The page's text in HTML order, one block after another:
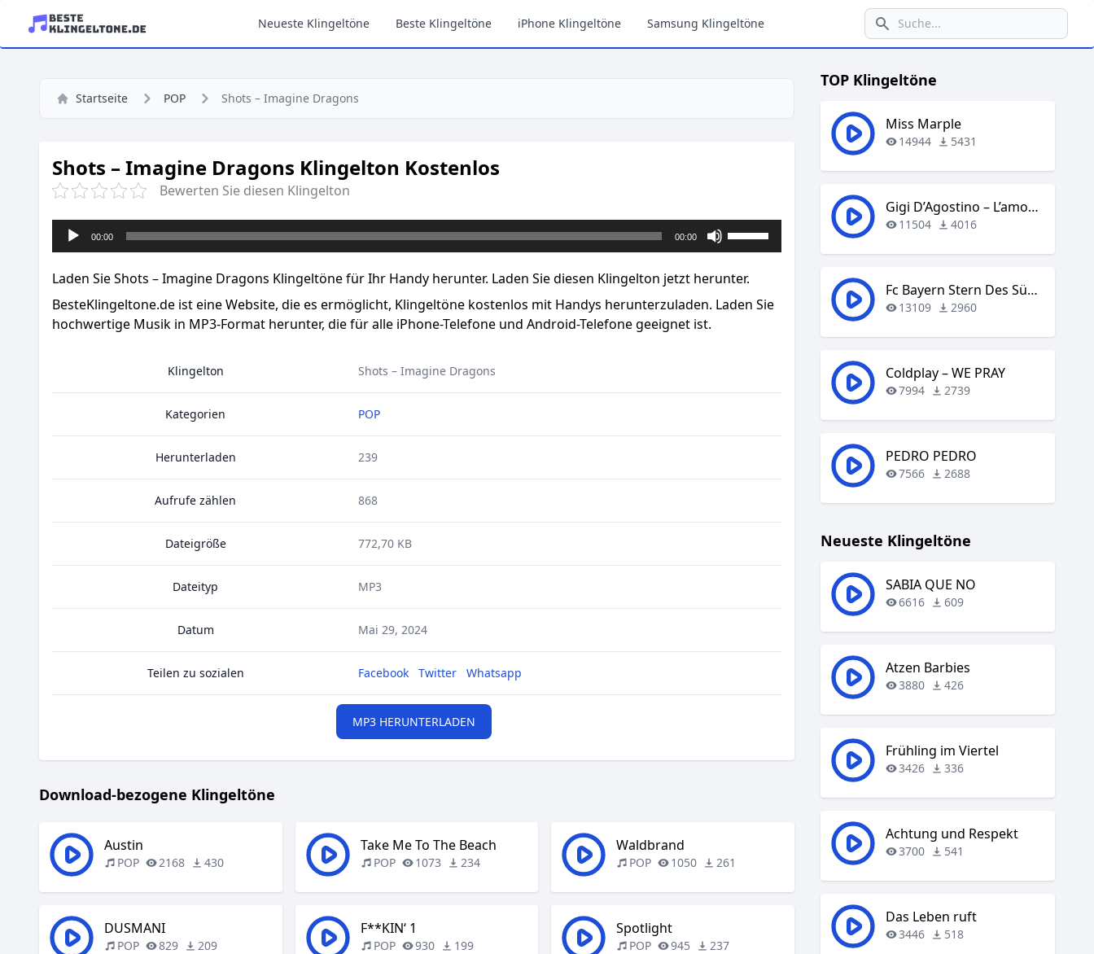
Neueste Klingeltöne Beste Klingeltöne iPhone Klingeltöne Samsung Klingeltöne
Startseite POP Shots – Imagine Dragons
Shots – Imagine Dragons Klingelton Kostenlos
Bewerten Sie diesen Klingelton
Audio-
Player
00:00 00:00
um
die
Laden Sie Shots – Imagine Dragons Klingeltöne für Ihr Handy herunter. Laden Sie diesen Klingelton jetzt herunter.
BesteKlingeltone.de ist eine Website, die es ermöglicht, Klingeltöne kostenlos mit Handys herunterzuladen. Laden Sie
hochwertige Musik in MP3-Format herunter, die für alle iPhone-Telefone und Android-Telefone geeignet ist.
Klingelton Shots – Imagine Dragons
Kategorien POP
Herunterladen 239
Aufrufe zählen 868
Dateigröße 772,70 KB
Dateityp MP3
Datum Mai 29, 2024
Teilen zu sozialen Facebook Twitter Whatsapp
MP3 HERUNTERLADEN
Download-bezogene Klingeltöne
Austin
POP 2168 430
Take Me To The Beach
POP 1073 234
Waldbrand
POP 1050 261
DUSMANI
POP 829 209
F**KIN‘ 1
POP 930 199
Spotlight
POP 945 237
TOP Klingeltöne
Miss Marple
14944 5431
Gigi D’Agostino – L’amour Toujours
11504 4016
Fc Bayern Stern Des Südens
13109 2960
Coldplay – WE PRAY
7994 2739
PEDRO PEDRO
7566 2688
Neueste Klingeltöne
SABIA QUE NO
6616 609
Atzen Barbies
3880 426
Frühling im Viertel
3426 336
Achtung und Respekt
3700 541
Das Leben ruft
3446 518